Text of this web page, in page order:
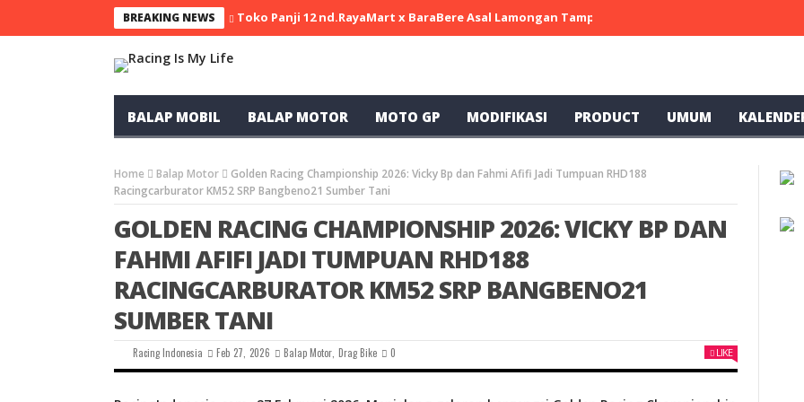
BREAKING NEWS Toko Panji 12 nd.RayaMart x BaraBere Asal Lamongan Tampil Kompetitif, Raih Tiga Podium di
BALAP MOBIL BALAP MOTOR MOTO GP MODIFIKASI PRODUCT UMUM
Home Balap Motor
Golden Racing Championship 2026: Vicky Bp dan Fahmi Afifi Jadi Tumpuan RHD188
Racingcarburator KM52 SRP Bangbeno21 Sumber Tani
GOLDEN RACING CHAMPIONSHIP 2026: VICKY BP DAN
FAHMI AFIFI JADI TUMPUAN RHD188
RACINGCARBURATOR KM52 SRP BANGBENO21
SUMBER TANI
Racing Indonesia Feb 27, 2026 Balap Motor Drag Bike 0 LIKE